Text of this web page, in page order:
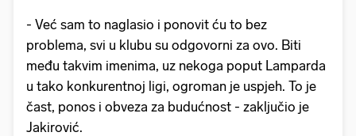
- Već sam to naglasio i ponovit ću to bez
problema, svi u klubu su odgovorni za ovo. Biti
među takvim imenima, uz nekoga poput Lamparda
u tako konkurentnoj ligi, ogroman je uspjeh. To je
čast, ponos i obveza za budućnost - zaključio je
Jakirović.